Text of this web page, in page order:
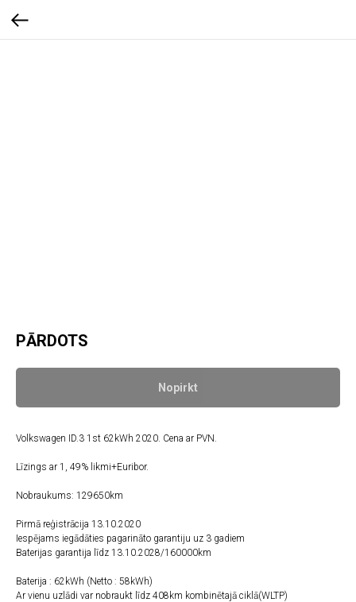
PĀRDOTS
Nopirkt
Volkswagen ID.3 1st 62kWh 2020. Cena ar PVN.
Līzings ar 1, 49% likmi+Euribor.
Nobraukums: 129650km
Pirmā reģistrācija 13.10.2020
Iespējams iegādāties pagarināto garantiju uz 3 gadiem
Baterijas garantija līdz 13.10.2028/160000km
Baterija : 62kWh (Netto : 58kWh)
Ar vienu uzlādi var nobraukt līdz 408km kombinētajā ciklā(WLTP)